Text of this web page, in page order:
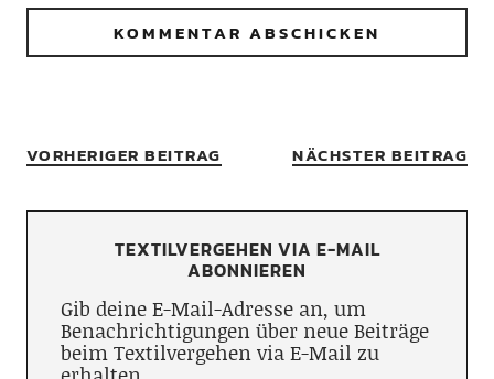
VORHERIGER BEITRAG NÄCHSTER BEITRAG
TEXTILVERGEHEN VIA E-MAIL
ABONNIEREN
Gib deine E-Mail-Adresse an, um
Benachrichtigungen über neue Beiträge
beim Textilvergehen via E-Mail zu